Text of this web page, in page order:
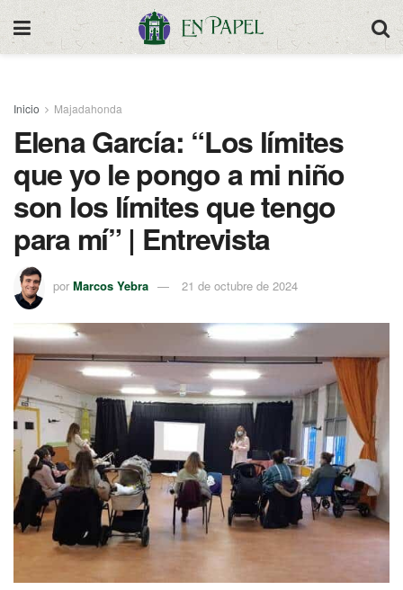
Inicio Majadahonda
Elena García: “Los límites
que yo le pongo a mi niño
son los límites que tengo
para mí” | Entrevista
por Marcos Yebra 21 de octubre de 2024